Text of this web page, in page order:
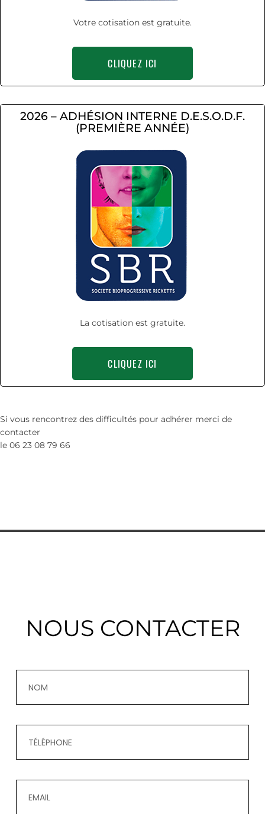
Votre cotisation est gratuite.
CLIQUEZ ICI
2026 – ADHÉSION INTERNE D.E.S.O.D.F.
(PREMIÈRE ANNÉE)
La cotisation est gratuite.
CLIQUEZ ICI
Si vous rencontrez des difficultés pour adhérer merci de
contacter
le 06 23 08 79 66
NOUS CONTACTER